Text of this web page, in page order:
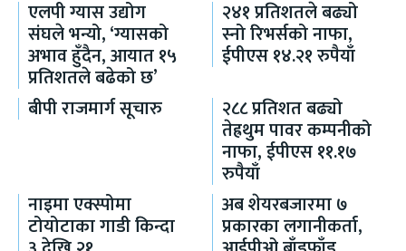
एलपी ग्यास उद्योग
संघले भन्यो, ‘ग्यासको
अभाव हुँदैन, आयात १५
प्रतिशतले बढेको छ’
२४१ प्रतिशतले बढ्यो
स्नो रिभर्सको नाफा,
ईपीएस १४.२१ रुपैयाँ
बीपी राजमार्ग सूचारु
२८८ प्रतिशत बढ्यो
तेह्रथुम पावर कम्पनीको
नाफा, ईपीएस ११.१७
रुपैयाँ
नाइमा एक्स्पोमा
टोयोटाका गाडी किन्दा
अब शेयरबजारमा ७
प्रकारका लगानीकर्ता,